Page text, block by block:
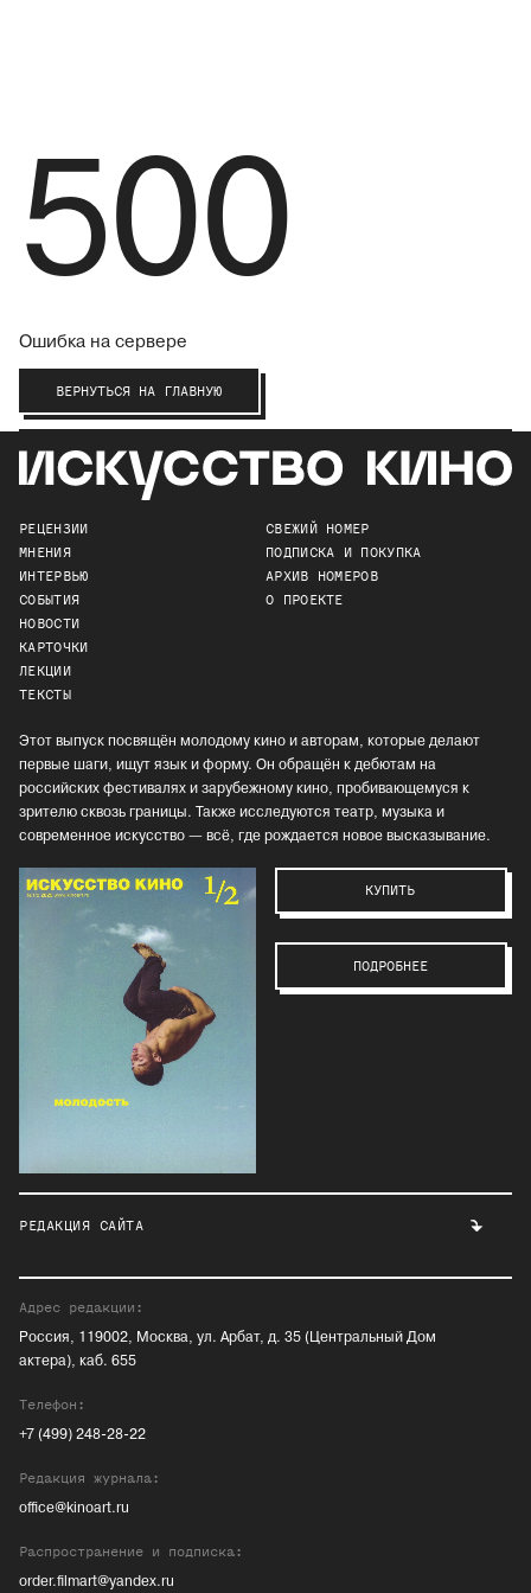
500
Ошибка на сервере
ВЕРНУТЬСЯ НА ГЛАВНУЮ
РЕЦЕНЗИИ
МНЕНИЯ
ИНТЕРВЬЮ
СОБЫТИЯ
НОВОСТИ
КАРТОЧКИ
ЛЕКЦИИ
ТЕКСТЫ
СВЕЖИЙ НОМЕР
ПОДПИСКА И ПОКУПКА
АРХИВ НОМЕРОВ
О ПРОЕКТЕ
Этот выпуск посвящён молодому кино и авторам, которые делают
первые шаги, ищут язык и форму. Он обращён к дебютам на
российских фестивалях и зарубежному кино, пробивающемуся к
зрителю сквозь границы. Также исследуются театр, музыка и
современное искусство — всё, где рождается новое высказывание.
КУПИТЬ
ПОДРОБНЕЕ
РЕДАКЦИЯ САЙТА
Адрес редакции:
Россия, 119002, Москва, ул. Арбат, д. 35 (Центральный Дом
актера), каб. 655
Телефон:
+7 (499) 248-28-22
Редакция журнала:
office@kinoart.ru
Распространение и подписка:
order.filmart@yandex.ru